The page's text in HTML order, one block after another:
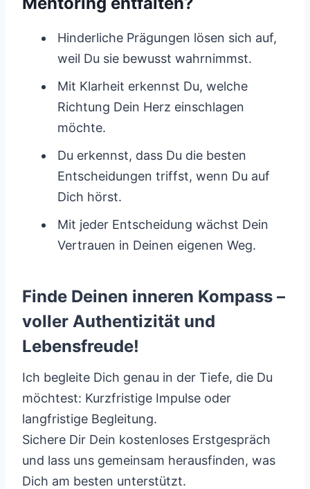
Hinderliche Prägungen lösen sich auf,
weil Du sie bewusst wahrnimmst.
Mit Klarheit erkennst Du, welche
Richtung Dein Herz einschlagen
möchte.
Du erkennst, dass Du die besten
Entscheidungen triffst, wenn Du auf
Dich hörst.
Mit jeder Entscheidung wächst Dein
Vertrauen in Deinen eigenen Weg.
Finde Deinen inneren Kompass –
voller Authentizität und
Lebensfreude!
Ich begleite Dich genau in der Tiefe, die Du
möchtest: Kurzfristige Impulse oder
langfristige Begleitung.
Sichere Dir Dein kostenloses Erstgespräch
und lass uns gemeinsam herausfinden, was
Dich am besten unterstützt.